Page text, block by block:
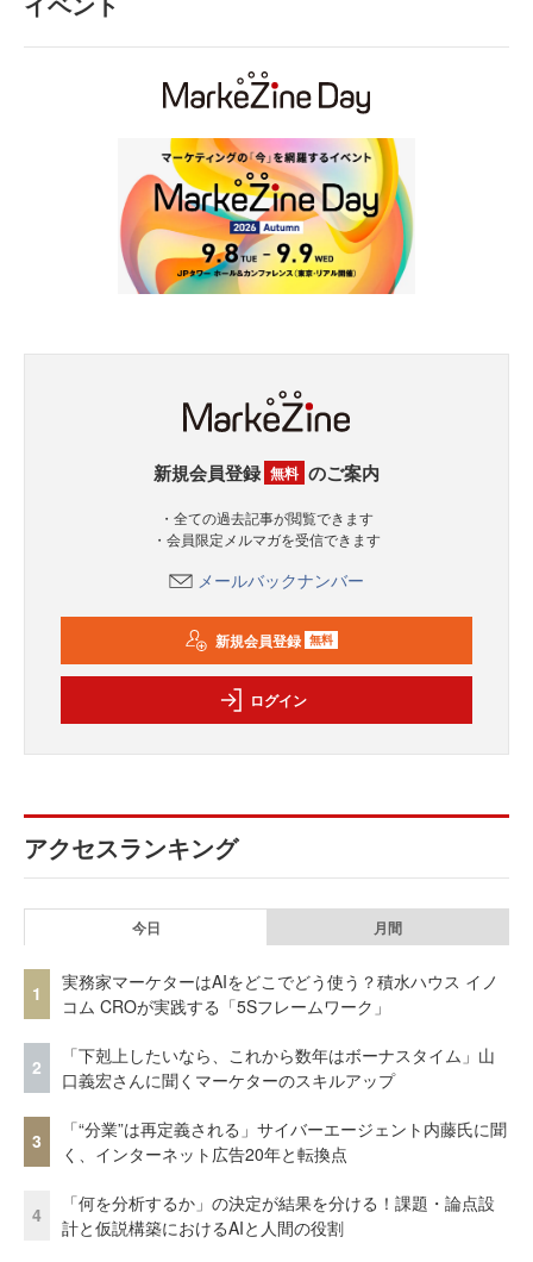
新規会員登録 無料 のご案内
・全ての過去記事が閲覧できます
・会員限定メルマガを受信できます
メールバックナンバー
新規会員登録 無料
ログイン
アクセスランキング
今日 月間
1
実務家マーケターはAIをどこでどう使う？積水ハウス イノ
コム CROが実践する「5Sフレームワーク」
2
「下剋上したいなら、これから数年はボーナスタイム」山
口義宏さんに聞くマーケターのスキルアップ
3
「“分業”は再定義される」サイバーエージェント内藤氏に聞
く、インターネット広告20年と転換点
4
「何を分析するか」の決定が結果を分ける！課題・論点設
計と仮説構築におけるAIと人間の役割